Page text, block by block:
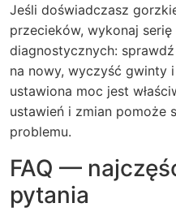
Jeśli doświadczasz
przecieków, wykonaj
diagnostycznych:
na nowy, wyczyść gwinty
ustawiona moc jest
ustawień i zmian pomoże
problemu.
FAQ —
pytania